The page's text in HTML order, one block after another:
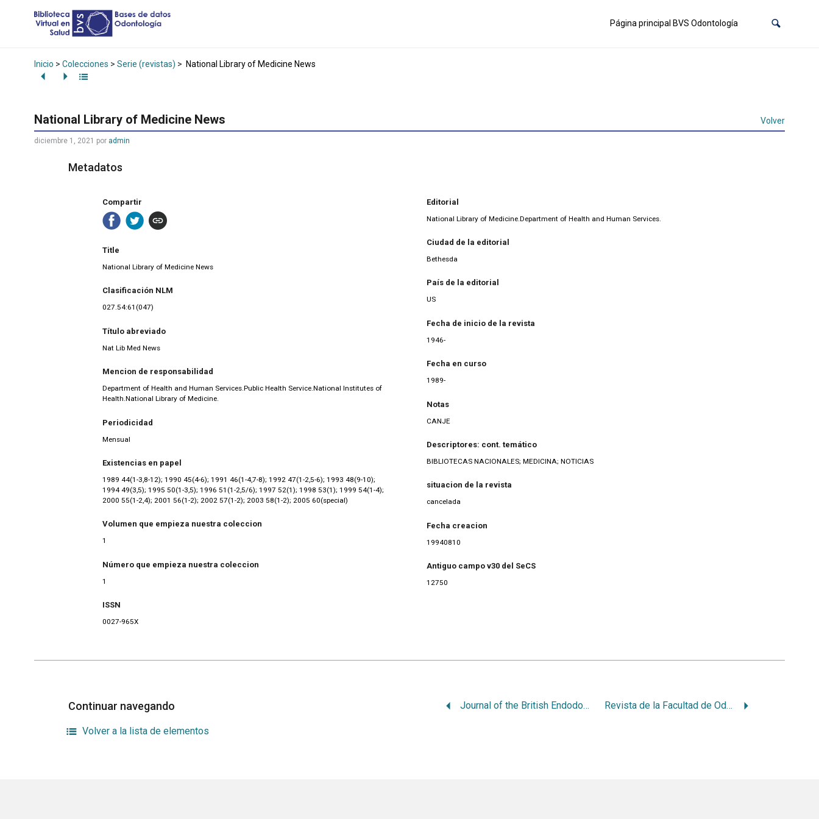
Página principal BVS Odontología
Inicio > Colecciones > Serie (revistas) > National Library of Medicine News
National Library of Medicine News Volver
diciembre 1, 2021 por admin
Metadatos
Compartir
Title
National Library of Medicine News
Clasificación NLM
027.54:61(047)
Título abreviado
Nat Lib Med News
Mencion de responsabilidad
Department of Health and Human Services.Public Health Service.National Institutes of
Health.National Library of Medicine.
Periodicidad
Mensual
Existencias en papel
1989 44(1-3,8-12); 1990 45(4-6); 1991 46(1-4,7-8); 1992 47(1-2,5-6); 1993 48(9-10);
1994 49(3,5); 1995 50(1-3,5); 1996 51(1-2,5/6); 1997 52(1); 1998 53(1); 1999 54(1-4);
2000 55(1-2,4); 2001 56(1-2); 2002 57(1-2); 2003 58(1-2); 2005 60(special)
Volumen que empieza nuestra coleccion
1
Número que empieza nuestra coleccion
1
ISSN
0027-965X
Editorial
National Library of Medicine.Department of Health and Human Services.
Ciudad de la editorial
Bethesda
País de la editorial
US
Fecha de inicio de la revista
1946-
Fecha en curso
1989-
Notas
CANJE
Descriptores: cont. temático
BIBLIOTECAS NACIONALES; MEDICINA; NOTICIAS
situacion de la revista
cancelada
Fecha creacion
19940810
Antiguo campo v30 del SeCS
12750
Continuar navegando Journal of the British Endodontic Society Revista de la Facultad de Odontología de la Universidad de Antioquía
Volver a la lista de elementos